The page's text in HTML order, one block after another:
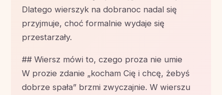
Dlatego wierszyk na dobranoc nadal się
przyjmuje, choć formalnie wydaje się
przestarzały.
## Wiersz mówi to, czego proza nie umie
W prozie zdanie „kocham Cię i chcę, żebyś
dobrze spała” brzmi zwyczajnie. W wierszu